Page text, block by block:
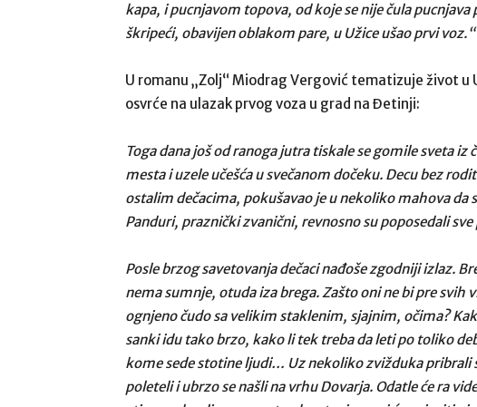
kapa, i pucnjavom topova, od koje se nije čula
škripeći, obavijen oblakom pare, u Užice ušao prvi voz.“
U romanu „Zolj“ Miodrag Vergović tematizuje život u
osvrće na ulazak prvog voza u grad na Đetinji:
Toga dana još od ranoga jutra tiskale se gomile sveta iz
mesta i uzele učešća u svečanom dočeku. Decu bez
ostalim dečacima, pokušavao je u nekoliko mahova da
Panduri, praznički zvanični, revnosno su poposedali sve
Posle brzog savetovanja dečaci nađoše zgodniji izlaz.
nema sumnje, otuda iza brega. Zašto oni ne bi pre
ognjeno čudo sa velikim staklenim, sjajnim, očima?
sanki idu tako brzo, kako li tek treba da leti po toliko
kome sede stotine ljudi… Uz nekoliko zvižduka pribrali
poleteli i ubrzo se našli na vrhu Dovarja. Odatle će ra